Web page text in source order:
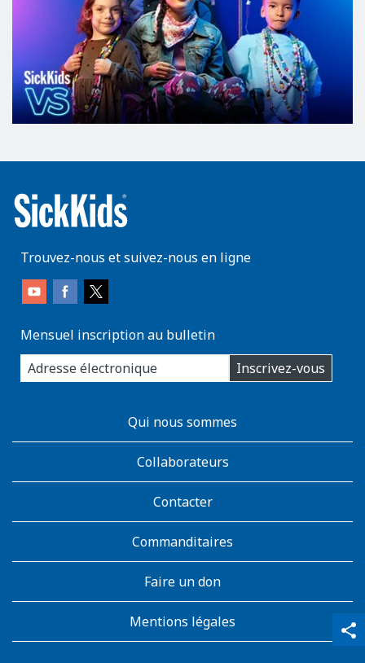
share
qr_code_scanner
content_copy
Trouvez-nous et suivez-nous en ligne
Mensuel inscription au bulletin
enter
you
email
Inscrivez-vous
AboutKidsHealthQui nous sommes
Collaborateurs
Contacter
Commanditaires
Faire un don
Mentions légales